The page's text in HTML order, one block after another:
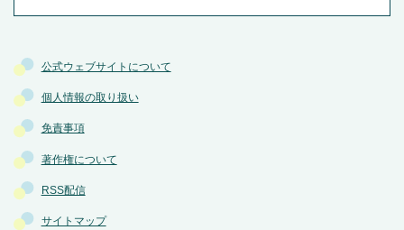
公式ウェブサイトについて
個人情報の取り扱い
免責事項
著作権について
RSS配信
サイトマップ